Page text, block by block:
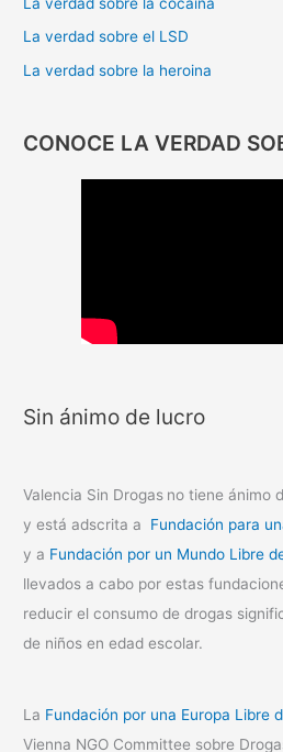
La verdad sobre el LSD
La verdad sobre la heroina
CONOCE LA VERDAD
Sin ánimo de lucro
Valencia Sin Drogas no tiene ánimo
y está adscrita a Fundación para
y a Fundación por un Mundo Libre
llevados a cabo por estas
reducir el consumo de drogas
de niños en edad escolar.
La Fundación por una Europa Libre
Vienna NGO Committee sobre